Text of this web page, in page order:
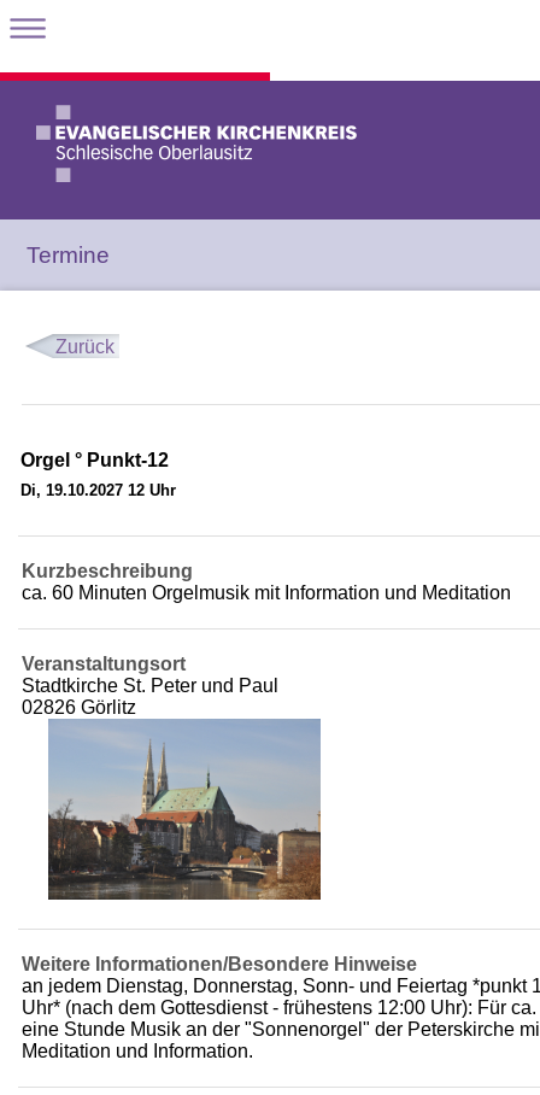
Termine
Zurück
Orgel ° Punkt-12
Di, 19.10.2027 12 Uhr
Kurzbeschreibung
ca. 60 Minuten Orgelmusik mit Information und Meditation
Veranstaltungsort
Stadtkirche St. Peter und Paul
02826 Görlitz
Weitere Informationen/Besondere Hinweise
an jedem Dienstag, Donnerstag, Sonn- und Feiertag *punkt
Uhr* (nach dem Gottesdienst - frühestens 12:00 Uhr): Für ca.
eine Stunde Musik an der "Sonnenorgel" der Peterskirche
Meditation und Information.